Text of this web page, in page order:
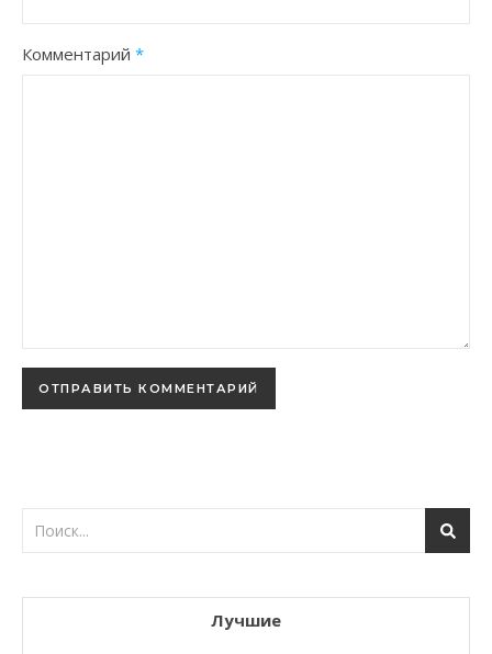
Комментарий *
Лучшие